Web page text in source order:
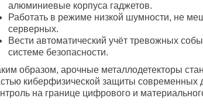
алюминиевые корпуса гаджетов.
Работать в режиме низкой шумности, не
серверных.
Вести автоматический учёт тревожных
системе безопасности.
образом, арочные металлодетекторы
киберфизической защиты современных
на границе цифрового и